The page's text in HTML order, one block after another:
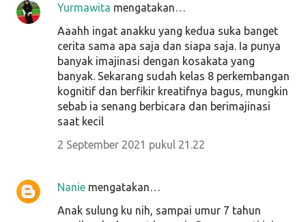
Yurmawita mengatakan…
Aaahh ingat anakku yang kedua suka banget
cerita sama apa saja dan siapa saja. Ia punya
banyak imajinasi dengan kosakata yang
banyak. Sekarang sudah kelas 8 perkembangan
kognitif dan berfikir kreatifnya bagus, mungkin
sebab ia senang berbicara dan berimajinasi
saat kecil
2 September 2021 pukul 21.22
Nanie mengatakan…
Anak sulung ku nih, sampai umur 7 tahun